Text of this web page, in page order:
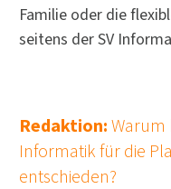
Familie oder die
seitens der SV
Redaktion: Warum
Informatik für die
entschieden?